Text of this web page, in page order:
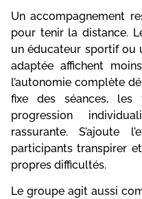
Un accompagnement
pour tenir la distance.
un éducateur sportif ou
adaptée affichent
l’autonomie complète
fixe des séances, les
progression
rassurante. S’ajoute
participants transpirer
propres difficultés.
Le groupe agit aussi